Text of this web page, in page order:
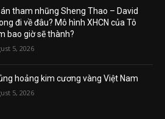
tham nhũng Sheng Thao – David
đi về đâu? Mô hình XHCN của Tô
bao giờ sẽ thành?
5, 2026
hoảng kim cương vàng Việt Nam
5, 2026